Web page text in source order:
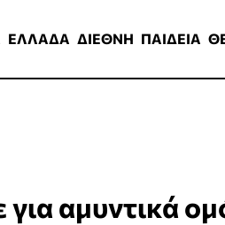
ΕΛΛΑΔΑ ΔΙΕΘΝΗ ΠΑΙΔΕΙΑ
αμυντικά